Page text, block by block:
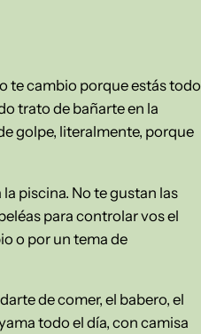
te cambio porque estás todo
trato de bañarte en la
golpe, literalmente, porque
piscina. No te gustan las
para controlar vos el
o por un tema de
de comer, el babero, el
todo el día, con camisa